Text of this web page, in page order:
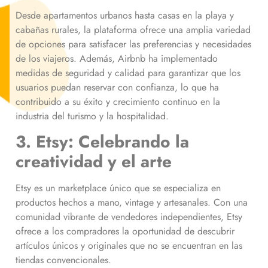
Desde apartamentos urbanos hasta casas en la playa y
cabañas rurales, la plataforma ofrece una amplia variedad
de opciones para satisfacer las preferencias y necesidades
de los viajeros. Además, Airbnb ha implementado
medidas de seguridad y calidad para garantizar que los
usuarios puedan reservar con confianza, lo que ha
contribuido a su éxito y crecimiento continuo en la
industria del turismo y la hospitalidad.
3. Etsy: Celebrando la
creatividad y el arte
Etsy es un marketplace único que se especializa en
productos hechos a mano, vintage y artesanales. Con una
comunidad vibrante de vendedores independientes, Etsy
ofrece a los compradores la oportunidad de descubrir
artículos únicos y originales que no se encuentran en las
tiendas convencionales.